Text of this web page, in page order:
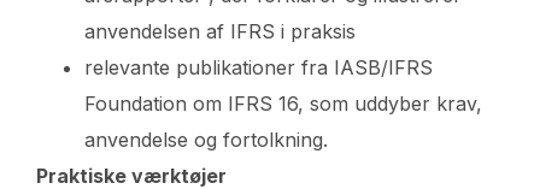
anvendelsen af IFRS i praksis
relevante publikationer fra IASB/IFRS
Foundation om IFRS 16, som uddyber krav,
anvendelse og fortolkning.
Praktiske værktøjer